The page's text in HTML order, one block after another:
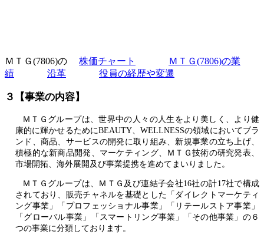
ＭＴＧ(7806)の 株価チャート
ＭＴＧ(7806)の業
績
沿革 役員の経歴や変遷
３【事業の内容】
ＭＴＧグループは、世界中の人々の人生をより美しく、より健
康的に輝かせるためにBEAUTY、WELLNESSの領域においてブラ
ンド、商品、サービスの開発に取り組み、新規事業の立ち上げ、
積極的な新商品開発、マーケティング、ＭＴＧ技術の研究発表、
市場開拓、海外展開及び事業提携を進めてまいりました。
ＭＴＧグループは、ＭＴＧ及び連結子会社16社の計17社で構成
されており、販売チャネルを基礎とした「ダイレクトマーケティ
ング事業」「プロフェッショナル事業」「リテールストア事業」
「グローバル事業」「スマートリング事業」「その他事業」の６
つの事業に分類しております。